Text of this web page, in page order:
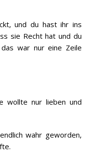
und du hast ihr ins
sie Recht hat und du
war nur eine Zeile
wollte nur lieben und
wahr geworden,